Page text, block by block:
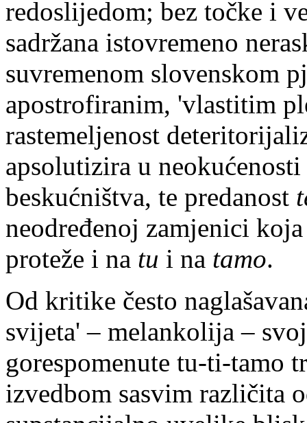
redoslijedom; bez točke i
sadržana istovremeno
suvremenom slovenskom
apostrofiranim, 'vlastitim
rastemeljenost
apsolutizira u
beskućništva, te predanost
neodređenoj zamjenici
proteže i na tu i na tamo.
Od kritike često
svijeta' – melankolija –
gorespomenute tu-ti-tamo
izvedbom sasvim različita